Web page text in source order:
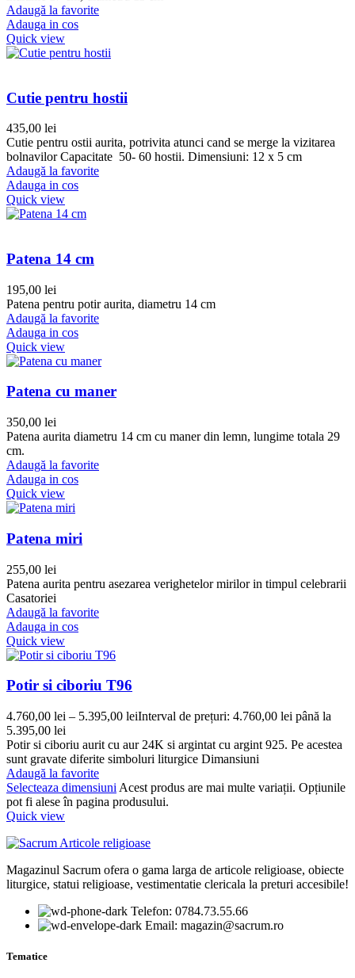
Adaugă la favorite
Adauga in cos
Quick view
Cutie pentru hostii
435,00 lei
Cutie pentru ostii aurita, potrivita atunci cand se merge la vizitarea
bolnavilor Capacitate 50- 60 hostii. Dimensiuni: 12 x 5 cm
Adaugă la favorite
Adauga in cos
Quick view
Patena 14 cm
195,00 lei
Patena pentru potir aurita, diametru 14 cm
Adaugă la favorite
Adauga in cos
Quick view
Patena cu maner
350,00 lei
Patena aurita diametru 14 cm cu maner din lemn, lungime totala 29
cm.
Adaugă la favorite
Adauga in cos
Quick view
Patena miri
255,00 lei
Patena aurita pentru asezarea verighetelor mirilor in timpul celebrarii
Casatoriei
Adaugă la favorite
Adauga in cos
Quick view
Potir si ciboriu T96
4.760,00 lei – 5.395,00 leiInterval de prețuri: 4.760,00 lei până la
5.395,00 lei
Potir si ciboriu aurit cu aur 24K si argintat cu argint 925. Pe acestea
sunt gravate diferite simboluri liturgice Dimansiuni
Adaugă la favorite
Selecteaza dimensiuni Acest produs are mai multe variații. Opțiunile
pot fi alese în pagina produsului.
Quick view
Magazinul Sacrum ofera o gama larga de articole religioase, obiecte
liturgice, statui religioase, vestimentatie clericala la preturi accesibile!
Telefon: 0784.73.55.66
Email: magazin@sacrum.ro
Tematice